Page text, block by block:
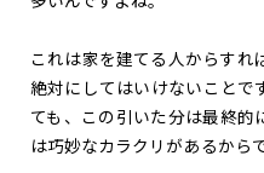
これは家を建てる人からすれ
絶対にしてはいけないことで
ても、この引いた分は最終的
は巧妙なカラクリがあるからで